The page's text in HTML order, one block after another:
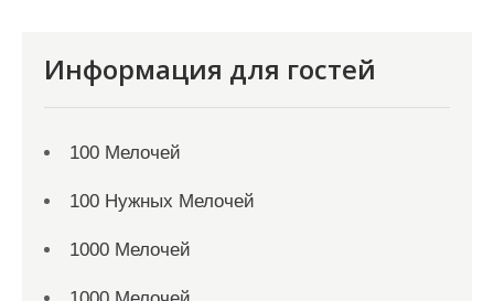
Информация для гостей
100 Мелочей
100 Нужных Мелочей
1000 Мелочей